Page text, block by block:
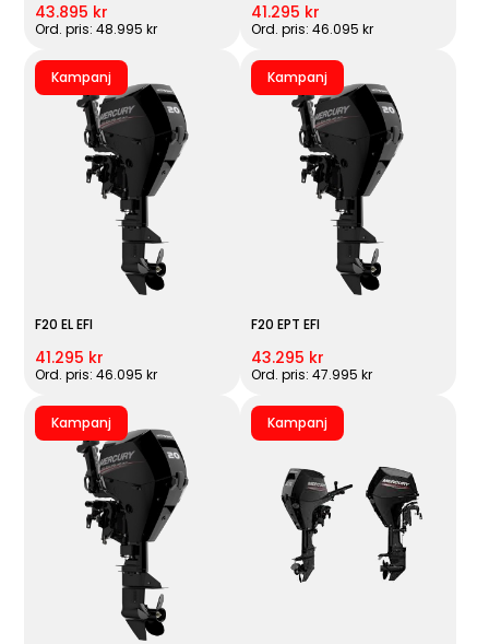
43.895 kr
Ord. pris: 48.995 kr
41.295 kr
Ord. pris: 46.095 kr
Kampanj
F20 EL EFI
41.295 kr
Ord. pris: 46.095 kr
Kampanj
F20 EPT EFI
43.295 kr
Ord. pris: 47.995 kr
Kampanj Kampanj